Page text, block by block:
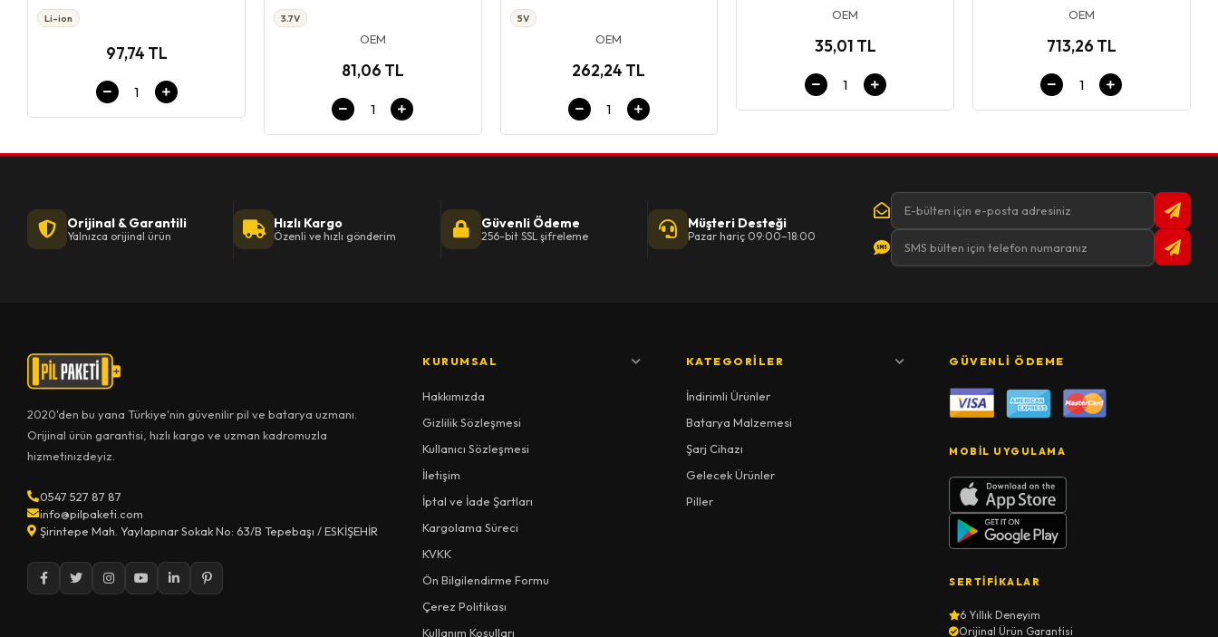
Li-ion
97,74 TL
3.7V
OEM
81,06 TL
5V
OEM
262,24 TL
OEM
35,01 TL
OEM
713,26 TL
Orijinal & Garantili
Yalnızca orijinal ürün
Hızlı Kargo
Özenli ve hızlı gönderim
Güvenli Ödeme
256-bit SSL şifreleme
Müşteri Desteği
Pazar hariç 09:00–18:00
2020'den bu yana Türkiye'nin güvenilir pil ve batarya uzmanı.
Orijinal ürün garantisi, hızlı kargo ve uzman kadromuzla
hizmetinizdeyiz.
0547 527 87 87
info@pilpaketi.com
Şirintepe Mah. Yaylapınar Sokak No: 63/B Tepebaşı / ESKİŞEHİR
KURUMSAL
Hakkımızda
Gizlilik Sözleşmesi
Kullanıcı Sözleşmesi
İletişim
İptal ve İade Şartları
Kargolama Süreci
KVKK
Ön Bilgilendirme Formu
Çerez Politikası
Kullanım Koşulları
KATEGORILER
İndirimli Ürünler
Batarya Malzemesi
Şarj Cihazı
Gelecek Ürünler
Piller
GÜVENLI ÖDEME
MOBIL UYGULAMA
SERTIFIKALAR
6 Yıllık Deneyim
Orijinal Ürün Garantisi